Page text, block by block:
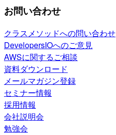
お問い合わせ
クラスメソッドへの問い合わせ
DevelopersIOへのご意見
AWSに関するご相談
資料ダウンロード
メールマガジン登録
セミナー情報
採用情報
会社説明会
勉強会